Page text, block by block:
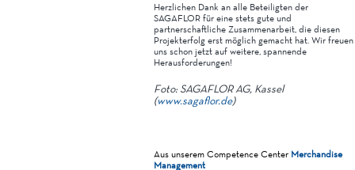
Herzlichen Dank an alle Beteiligten der
SAGAFLOR für eine stets gute und
partnerschaftliche Zusammenarbeit, die diesen
Projekterfolg erst möglich gemacht hat. Wir freuen
uns schon jetzt auf weitere, spannende
Herausforderungen!
Foto: SAGAFLOR AG, Kassel
(www.sagaflor.de)
Aus unserem Competence Center Merchandise
Management